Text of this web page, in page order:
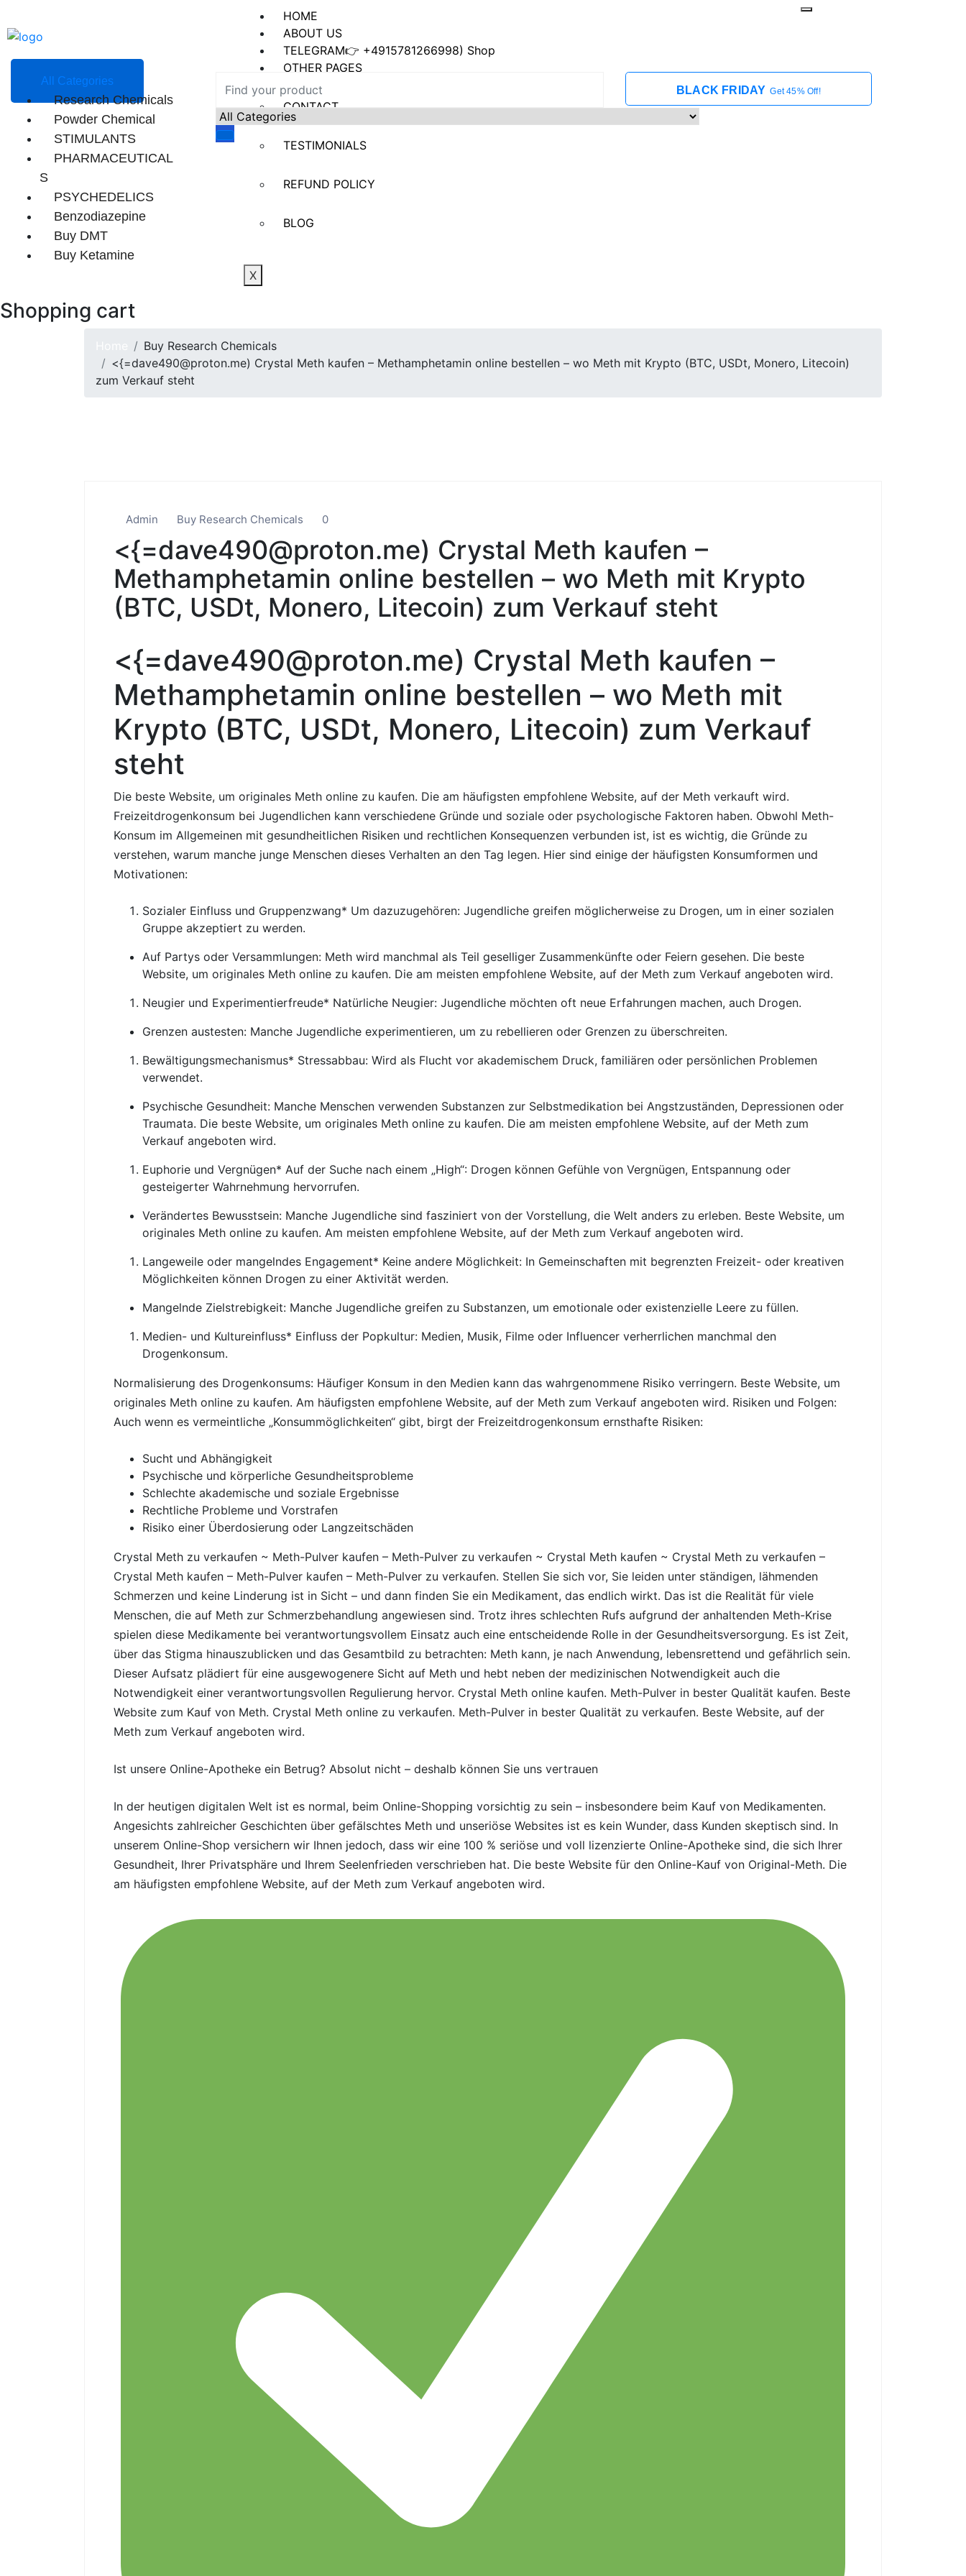
HOME
ABOUT US
TELEGRAM👉 +4915781266998) Shop
OTHER PAGES
CONTACT
TESTIMONIALS
REFUND POLICY
BLOG
X
All Categories
Research Chemicals
Powder Chemical
STIMULANTS
PHARMACEUTICAL
S
PSYCHEDELICS
Benzodiazepine
Buy DMT
Buy Ketamine
BLACK FRIDAY Get 45% Off!
Shopping cart
Buy Research Chemicals
<{=dave490@proton.me) Crystal Meth kaufen – Methamphetamin online bestellen – wo Meth mit Krypto (BTC, USDt, Monero, Litecoin)
zum Verkauf steht
Admin Buy Research Chemicals 0
<{=dave490@proton.me) Crystal Meth kaufen –
Methamphetamin online bestellen – wo Meth mit Krypto
(BTC, USDt, Monero, Litecoin) zum Verkauf steht
<{=dave490@proton.me) Crystal Meth kaufen –
Methamphetamin online bestellen – wo Meth mit
Krypto (BTC, USDt, Monero, Litecoin) zum Verkauf
steht
Die beste Website, um originales Meth online zu kaufen. Die am häufigsten empfohlene Website, auf der Meth verkauft wird.
Freizeitdrogenkonsum bei Jugendlichen kann verschiedene Gründe und soziale oder psychologische Faktoren haben. Obwohl Meth-
Konsum im Allgemeinen mit gesundheitlichen Risiken und rechtlichen Konsequenzen verbunden ist, ist es wichtig, die Gründe zu
verstehen, warum manche junge Menschen dieses Verhalten an den Tag legen. Hier sind einige der häufigsten Konsumformen und
Motivationen:
Sozialer Einfluss und Gruppenzwang* Um dazuzugehören: Jugendliche greifen möglicherweise zu Drogen, um in einer sozialen
Gruppe akzeptiert zu werden.
Auf Partys oder Versammlungen: Meth wird manchmal als Teil geselliger Zusammenkünfte oder Feiern gesehen. Die beste
Website, um originales Meth online zu kaufen. Die am meisten empfohlene Website, auf der Meth zum Verkauf angeboten wird.
Neugier und Experimentierfreude* Natürliche Neugier: Jugendliche möchten oft neue Erfahrungen machen, auch Drogen.
Grenzen austesten: Manche Jugendliche experimentieren, um zu rebellieren oder Grenzen zu überschreiten.
Bewältigungsmechanismus* Stressabbau: Wird als Flucht vor akademischem Druck, familiären oder persönlichen Problemen
verwendet.
Psychische Gesundheit: Manche Menschen verwenden Substanzen zur Selbstmedikation bei Angstzuständen, Depressionen oder
Traumata. Die beste Website, um originales Meth online zu kaufen. Die am meisten empfohlene Website, auf der Meth zum
Verkauf angeboten wird.
Euphorie und Vergnügen* Auf der Suche nach einem „High“: Drogen können Gefühle von Vergnügen, Entspannung oder
gesteigerter Wahrnehmung hervorrufen.
Verändertes Bewusstsein: Manche Jugendliche sind fasziniert von der Vorstellung, die Welt anders zu erleben. Beste Website, um
originales Meth online zu kaufen. Am meisten empfohlene Website, auf der Meth zum Verkauf angeboten wird.
Langeweile oder mangelndes Engagement* Keine andere Möglichkeit: In Gemeinschaften mit begrenzten Freizeit- oder kreativen
Möglichkeiten können Drogen zu einer Aktivität werden.
Mangelnde Zielstrebigkeit: Manche Jugendliche greifen zu Substanzen, um emotionale oder existenzielle Leere zu füllen.
Medien- und Kultureinfluss* Einfluss der Popkultur: Medien, Musik, Filme oder Influencer verherrlichen manchmal den
Drogenkonsum.
Normalisierung des Drogenkonsums: Häufiger Konsum in den Medien kann das wahrgenommene Risiko verringern. Beste Website, um
originales Meth online zu kaufen. Am häufigsten empfohlene Website, auf der Meth zum Verkauf angeboten wird. Risiken und Folgen:
Auch wenn es vermeintliche „Konsummöglichkeiten“ gibt, birgt der Freizeitdrogenkonsum ernsthafte Risiken:
Sucht und Abhängigkeit
Psychische und körperliche Gesundheitsprobleme
Schlechte akademische und soziale Ergebnisse
Rechtliche Probleme und Vorstrafen
Risiko einer Überdosierung oder Langzeitschäden
Crystal Meth zu verkaufen ~ Meth-Pulver kaufen – Meth-Pulver zu verkaufen ~ Crystal Meth kaufen ~ Crystal Meth zu verkaufen –
Crystal Meth kaufen – Meth-Pulver kaufen – Meth-Pulver zu verkaufen. Stellen Sie sich vor, Sie leiden unter ständigen, lähmenden
Schmerzen und keine Linderung ist in Sicht – und dann finden Sie ein Medikament, das endlich wirkt. Das ist die Realität für viele
Menschen, die auf Meth zur Schmerzbehandlung angewiesen sind. Trotz ihres schlechten Rufs aufgrund der anhaltenden Meth-Krise
spielen diese Medikamente bei verantwortungsvollem Einsatz auch eine entscheidende Rolle in der Gesundheitsversorgung. Es ist Zeit,
über das Stigma hinauszublicken und das Gesamtbild zu betrachten: Meth kann, je nach Anwendung, lebensrettend und gefährlich sein.
Dieser Aufsatz plädiert für eine ausgewogenere Sicht auf Meth und hebt neben der medizinischen Notwendigkeit auch die
Notwendigkeit einer verantwortungsvollen Regulierung hervor. Crystal Meth online kaufen. Meth-Pulver in bester Qualität kaufen. Beste
Website zum Kauf von Meth. Crystal Meth online zu verkaufen. Meth-Pulver in bester Qualität zu verkaufen. Beste Website, auf der
Meth zum Verkauf angeboten wird.
Ist unsere Online-Apotheke ein Betrug? Absolut nicht – deshalb können Sie uns vertrauen
In der heutigen digitalen Welt ist es normal, beim Online-Shopping vorsichtig zu sein – insbesondere beim Kauf von Medikamenten.
Angesichts zahlreicher Geschichten über gefälschtes Meth und unseriöse Websites ist es kein Wunder, dass Kunden skeptisch sind. In
unserem Online-Shop versichern wir Ihnen jedoch, dass wir eine 100 % seriöse und voll lizenzierte Online-Apotheke sind, die sich Ihrer
Gesundheit, Ihrer Privatsphäre und Ihrem Seelenfrieden verschrieben hat. Die beste Website für den Online-Kauf von Original-Meth. Die
am häufigsten empfohlene Website, auf der Meth zum Verkauf angeboten wird.